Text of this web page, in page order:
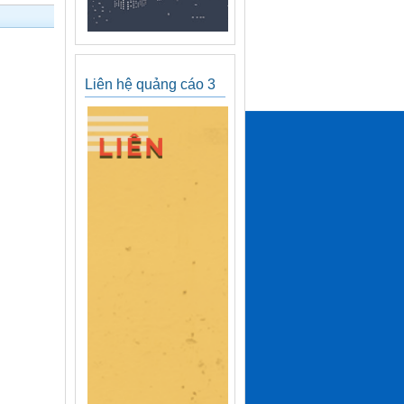
Liên hệ quảng cáo 3